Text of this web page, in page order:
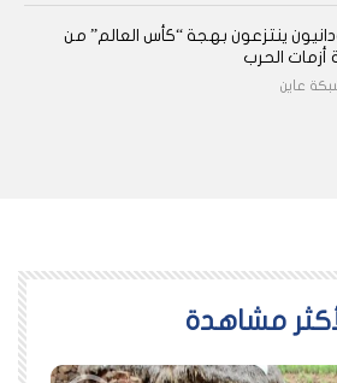
ينتزعون بهجة “كأس العالم” من
أزمات الحرب
عاين
مشاهدة